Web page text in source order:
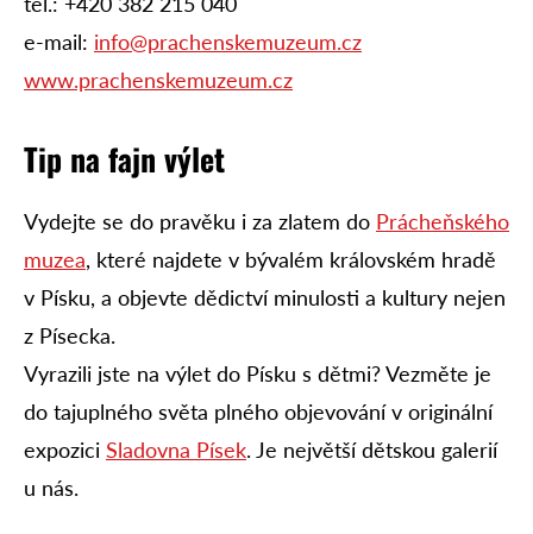
e-mail: info@prachenskemuzeum.cz
www.prachenskemuzeum.cz
Tip na fajn výlet
Vydejte se do pravěku i za zlatem do Prácheňského
muzea, které najdete v bývalém královském hradě
v Písku, a objevte dědictví minulosti a kultury nejen
z Písecka.
Vyrazili jste na výlet do Písku s dětmi? Vezměte je
do tajuplného světa plného objevování v originální
expozici Sladovna Písek. Je největší dětskou galerií
u nás.